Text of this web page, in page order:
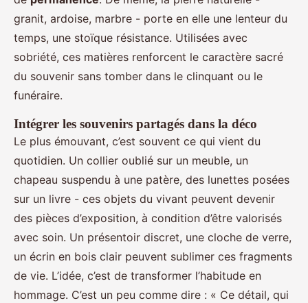
granit, ardoise, marbre - porte en elle une lenteur du
temps, une stoïque résistance. Utilisées avec
sobriété, ces matières renforcent le caractère sacré
du souvenir sans tomber dans le clinquant ou le
funéraire.
Intégrer les souvenirs partagés dans la déco
Le plus émouvant, c’est souvent ce qui vient du
quotidien. Un collier oublié sur un meuble, un
chapeau suspendu à une patère, des lunettes posées
sur un livre - ces objets du vivant peuvent devenir
des pièces d’exposition, à condition d’être valorisés
avec soin. Un présentoir discret, une cloche de verre,
un écrin en bois clair peuvent sublimer ces fragments
de vie. L’idée, c’est de transformer l’habitude en
hommage. C’est un peu comme dire : « Ce détail, qui